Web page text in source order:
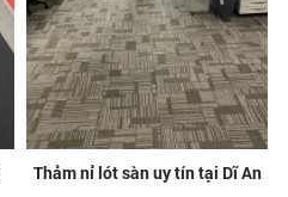
Thảm nỉ lót sàn uy tín tại Dĩ An